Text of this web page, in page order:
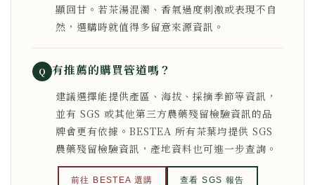
顯回甘。若茶湯混濁、香氣過度刺激或表現不自
然，選購時就值得多留意來源資訊。
Q 有推薦的購買管道嗎？
建議選擇能提供產區、海拔、採摘季節等資訊，
並有 SGS 或其他第三方農藥殘留檢驗資訊的品
牌會更有依據。BESTEA 所有茶葉均提供 SGS
農藥殘留檢驗資訊，產地資料也可進一步查詢。
前往 BESTEA 選購 查看 SGS 報告